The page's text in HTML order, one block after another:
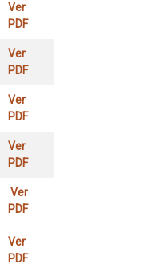
Ver
PDF
Ver
PDF
Ver
PDF
Ver
PDF
Ver
PDF
Ver
PDF